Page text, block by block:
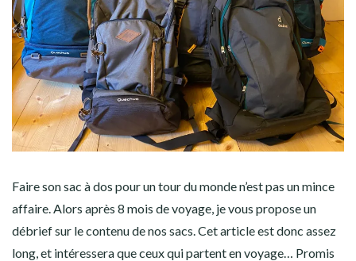
Faire son sac à dos pour un tour du monde n’est pas un mince
affaire. Alors après 8 mois de voyage, je vous propose un
débrief sur le contenu de nos sacs. Cet article est donc assez
long, et intéressera que ceux qui partent en voyage… Promis
TOUR DU MONDE 2020-2021
CONTACT